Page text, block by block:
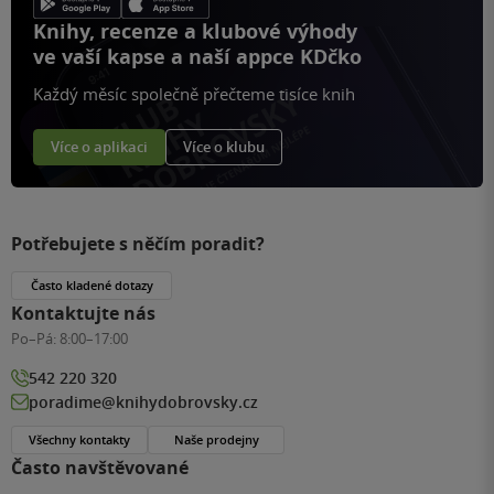
Knihy, recenze a klubové výhody
ve vaší kapse a naší appce KDčko
Každý měsíc společně přečteme tisíce knih
Více o aplikaci Více o klubu
Často navštěvované
Potřebujete s něčím poradit?
Často kladené dotazy
Kontaktujte nás
Po–Pá: 8:00–17:00
542 220 320
poradime@knihydobrovsky.cz
Všechny kontakty Naše prodejny